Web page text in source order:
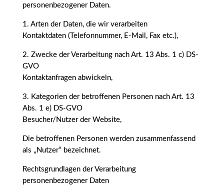
personenbezogener Daten.
1. Arten der Daten, die wir verarbeiten
Kontaktdaten (Telefonnummer, E-Mail, Fax etc.),
2. Zwecke der Verarbeitung nach Art. 13 Abs. 1 c) DS-
GVO
Kontaktanfragen abwickeln,
3. Kategorien der betroffenen Personen nach Art. 13
Abs. 1 e) DS-GVO
Besucher/Nutzer der Website,
Die betroffenen Personen werden zusammenfassend
als „Nutzer“ bezeichnet.
Rechtsgrundlagen der Verarbeitung
personenbezogener Daten